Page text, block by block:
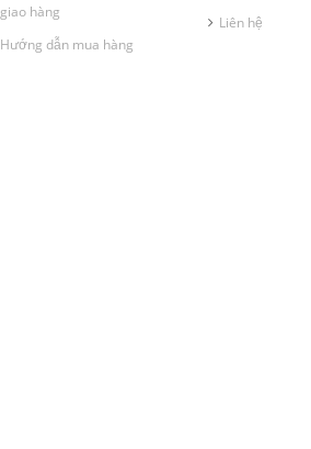
giao hàng
Hướng dẫn mua hàng
Liên hệ